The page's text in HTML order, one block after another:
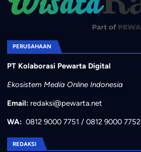
PERUSAHAAN
PT Kolaborasi Pewarta Digital
Ekosistem Media Online Indonesia
Email: redaksi@pewarta.net
WA: 0812 9000 7751 / 0812 9000 7752
REDAKSI